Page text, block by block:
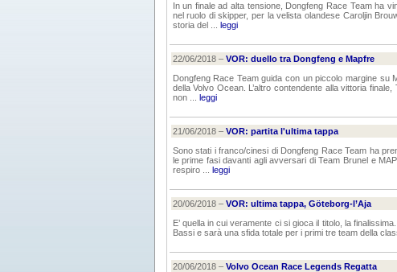
In un finale ad alta tensione, Dongfeng Race Team ha
nel ruolo di skipper, per la velista olandese Caroljin
storia del ... leggi
22/06/2018 – VOR: duello tra Dongfeng e Mapfre
Dongfeng Race Team guida con un piccolo margine su
della Volvo Ocean. L’altro contendente alla vittoria
non ... leggi
21/06/2018 – VOR: partita l'ultima tappa
Sono stati i franco/cinesi di Dongfeng Race Team ha
le prime fasi davanti agli avversari di Team Brunel e
respiro ... leggi
20/06/2018 – VOR: ultima tappa, Göteborg-l’Aja
E’ quella in cui veramente ci si gioca il titolo, la
Bassi e sarà una sfida totale per i primi tre team della
20/06/2018 – Volvo Ocean Race Legends Regatta